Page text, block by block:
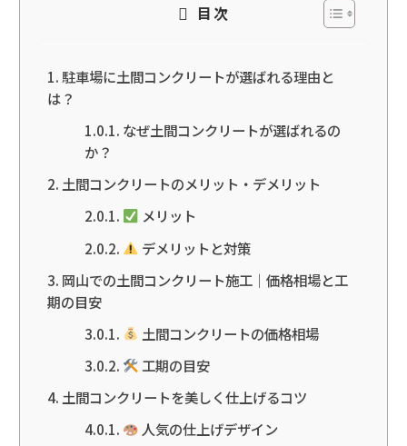
目次
駐車場に土間コンクリートが選ばれる理由と
は？
なぜ土間コンクリートが選ばれるの
か？
土間コンクリートのメリット・デメリット
メリット
デメリットと対策
岡山での土間コンクリート施工｜価格相場と工
期の目安
土間コンクリートの価格相場
工期の目安
土間コンクリートを美しく仕上げるコツ
人気の仕上げデザイン